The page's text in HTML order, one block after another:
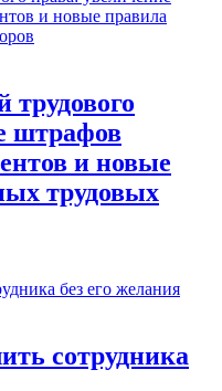
трудового
штрафов
и новые
трудовых
сотрудника